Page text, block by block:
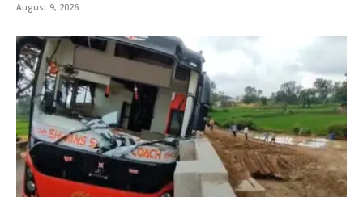
August 9, 2026